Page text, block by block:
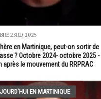
23RD, 2025
en Martinique, peut-on sortir de
? Octobre 2024- octobre 2025 -
après le mouvement du RRPRAC
EN MARTINIQUE